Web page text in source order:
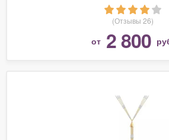
(Отзывы 26)
от 2 800